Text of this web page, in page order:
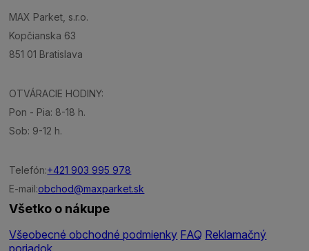
MAX Parket, s.r.o.
Kopčianska 63
851 01 Bratislava
OTVÁRACIE HODINY:
Pon - Pia: 8-18 h.
Sob: 9-12 h.
Telefón:+421 903 995 978
E-mail:obchod@maxparket.sk
Všetko o nákupe
Všeobecné obchodné podmienky FAQ Reklamačný
poriadok